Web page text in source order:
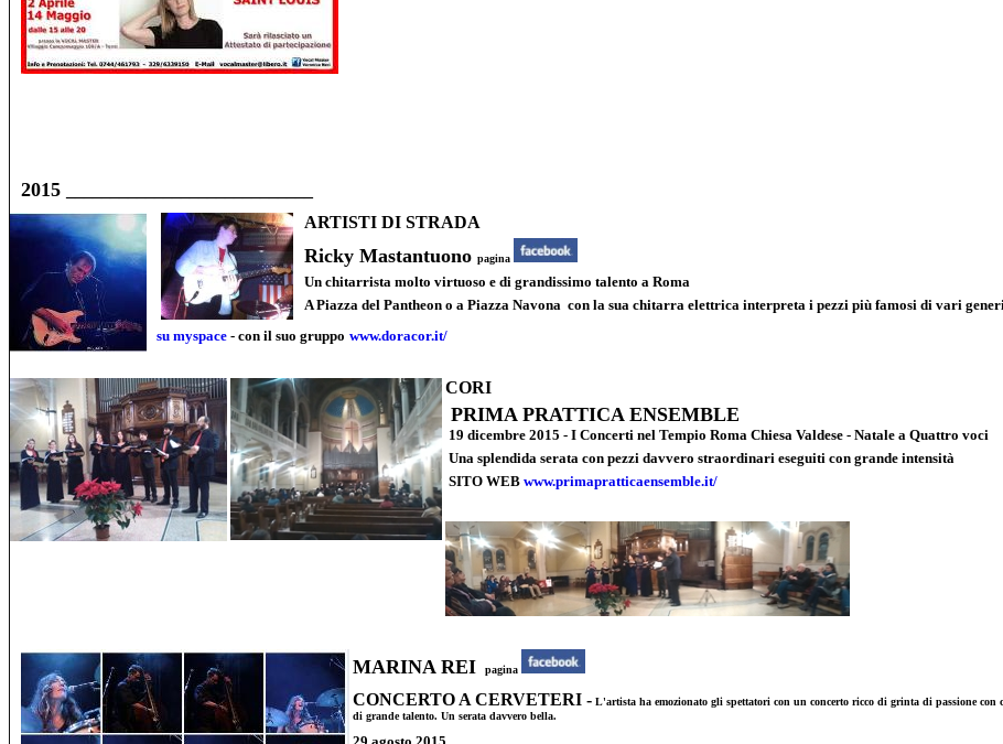
2015
ARTISTI DI STRADA
Ricky Mastantuono pagina
Un chitarrista molto virtuoso e di grandissimo talento a Roma
A Piazza del Pantheon o a Piazza Navona con la sua chitarra elettrica interpreta i pezzi più famosi di vari
su myspace - con il suo gruppo www.doracor.it/
CORI
PRIMA PRATTICA ENSEMBLE
19 dicembre 2015 - I Concerti nel Tempio Roma Chiesa Valdese - Natale a Quattro voci
Una splendida serata con pezzi davvero straordinari eseguiti con grande intensità
SITO WEB www.primapratticaensemble.it/
MARINA REI pagina
CONCERTO A CERVETERI - L'artista ha emozionato gli spettatori con un concerto ricco di grinta di passione
di grande talento. Un serata davvero bella.